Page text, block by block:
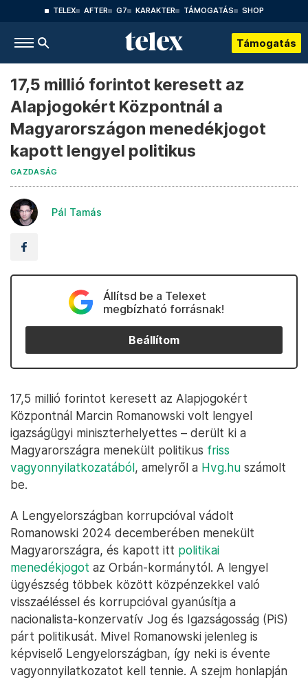
TELEX AFTER G7 KARAKTER TÁMOGATÁS SHOP
Támogatás
17,5 millió forintot keresett az
Alapjogokért Központnál a
Magyarországon menedékjogot
kapott lengyel politikus
GAZDASÁG
Pál Tamás
Állítsd be a Telexet
megbízható forrásnak!
Beállítom
17,5 millió forintot keresett az Alapjogokért
Központnál Marcin Romanowski volt lengyel
igazságügyi miniszterhelyettes – derült ki a
Magyarországra menekült politikus friss
vagyonnyilatkozatából, amelyről a Hvg.hu számolt
be.
A Lengyelországban korrupcióval vádolt
Romanowski 2024 decemberében menekült
Magyarországra, és kapott itt politikai
menedékjogot az Orbán-kormánytól. A lengyel
ügyészség többek között közpénzekkel való
visszaéléssel és korrupcióval gyanúsítja a
nacionalista-konzervatív Jog és Igazságosság (PiS)
párt politikusát. Mivel Romanowski jelenleg is
képviselő Lengyelországban, így neki is évente
vagyonnyilatkozatot kell tennie. A szejm honlapján